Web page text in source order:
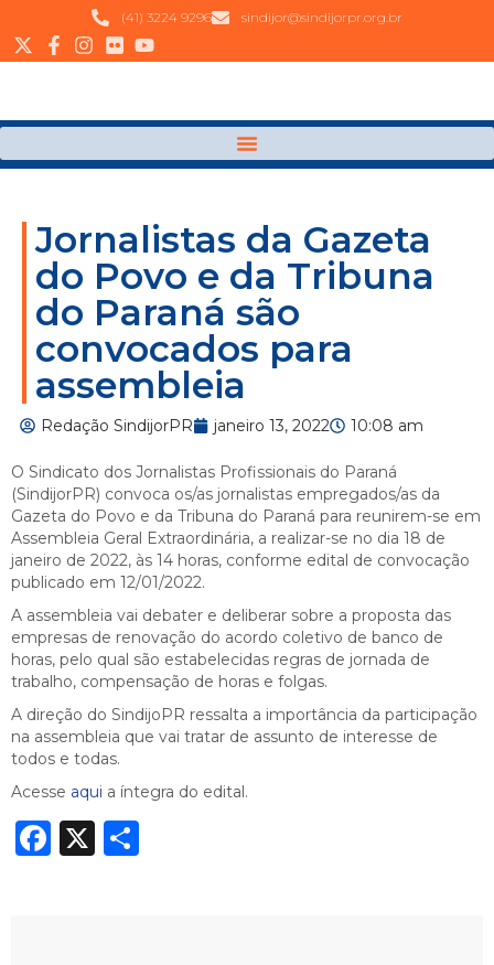
(41) 3224 9296 sindijor@sindijorpr.org.br
Jornalistas da Gazeta
do Povo e da Tribuna
do Paraná são
convocados para
assembleia
Redação SindijorPR janeiro 13, 2022 10:08 am
O Sindicato dos Jornalistas Profissionais do Paraná
(SindijorPR) convoca os/as jornalistas empregados/as da
Gazeta do Povo e da Tribuna do Paraná para reunirem-se em
Assembleia Geral Extraordinária, a realizar-se no dia 18 de
janeiro de 2022, às 14 horas, conforme edital de convocação
publicado em 12/01/2022.
A assembleia vai debater e deliberar sobre a proposta das
empresas de renovação do acordo coletivo de banco de
horas, pelo qual são estabelecidas regras de jornada de
trabalho, compensação de horas e folgas.
A direção do SindijoPR ressalta a importância da participação
na assembleia que vai tratar de assunto de interesse de
todos e todas.
Acesse aqui a íntegra do edital.
Facebook
X